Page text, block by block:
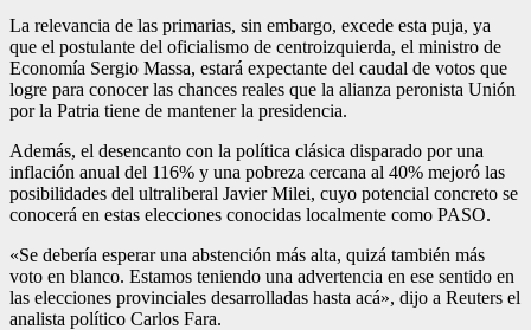
La relevancia de las primarias, sin embargo, excede esta puja, ya
que el postulante del oficialismo de centroizquierda, el ministro de
Economía Sergio Massa, estará expectante del caudal de votos que
logre para conocer las chances reales que la alianza peronista Unión
por la Patria tiene de mantener la presidencia.
Además, el desencanto con la política clásica disparado por una
inflación anual del 116% y una pobreza cercana al 40% mejoró las
posibilidades del ultraliberal Javier Milei, cuyo potencial concreto se
conocerá en estas elecciones conocidas localmente como PASO.
«Se debería esperar una abstención más alta, quizá también más
voto en blanco. Estamos teniendo una advertencia en ese sentido en
las elecciones provinciales desarrolladas hasta acá», dijo a Reuters el
analista político Carlos Fara.